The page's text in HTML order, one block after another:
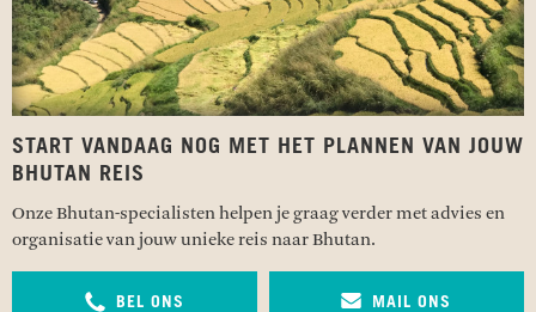
START VANDAAG NOG MET HET PLANNEN VAN JOUW
BHUTAN REIS
Onze Bhutan-specialisten helpen je graag verder met advies en
organisatie van jouw unieke reis naar Bhutan.
BEL ONS MAIL ONS